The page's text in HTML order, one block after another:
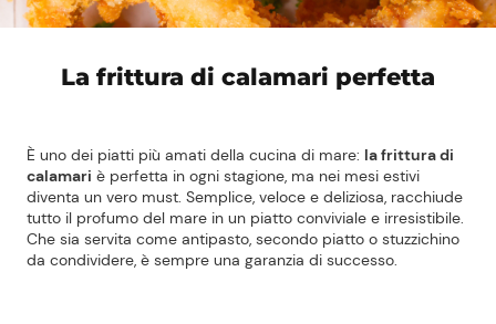
La frittura di calamari perfetta
È uno dei piatti più amati della cucina di mare: la frittura di
calamari è perfetta in ogni stagione, ma nei mesi estivi
diventa un vero must. Semplice, veloce e deliziosa, racchiude
tutto il profumo del mare in un piatto conviviale e irresistibile.
Che sia servita come antipasto, secondo piatto o stuzzichino
da condividere, è sempre una garanzia di successo.